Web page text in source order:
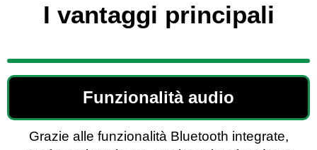
I vantaggi principali
Funzionalità audio
Grazie alle funzionalità Bluetooth integrate,